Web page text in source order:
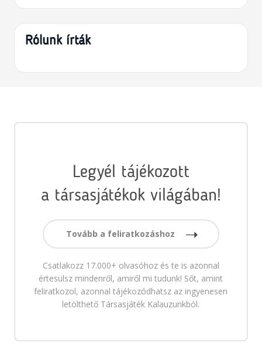
Rólunk írták
Legyél tájékozott
a társasjátékok világában!
Tovább a feliratkozáshoz
Csatlakozz 17.000+ olvasóhoz és te is azonnal
értesülsz mindenről, amiről mi tudunk! Sőt, amint
feliratkozol, azonnal tájékozódhatsz az ingyenesen
letölthető Társasjáték Kalauzunkból.